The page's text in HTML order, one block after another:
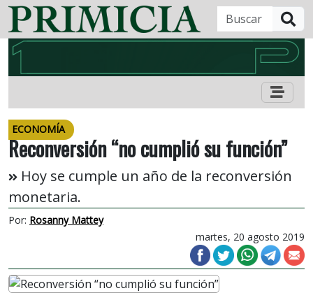
ECONOMÍA
Reconversión “no cumplió su función”
Hoy se cumple un año de la reconversión
monetaria.
Por: Rosanny Mattey
martes, 20 agosto 2019